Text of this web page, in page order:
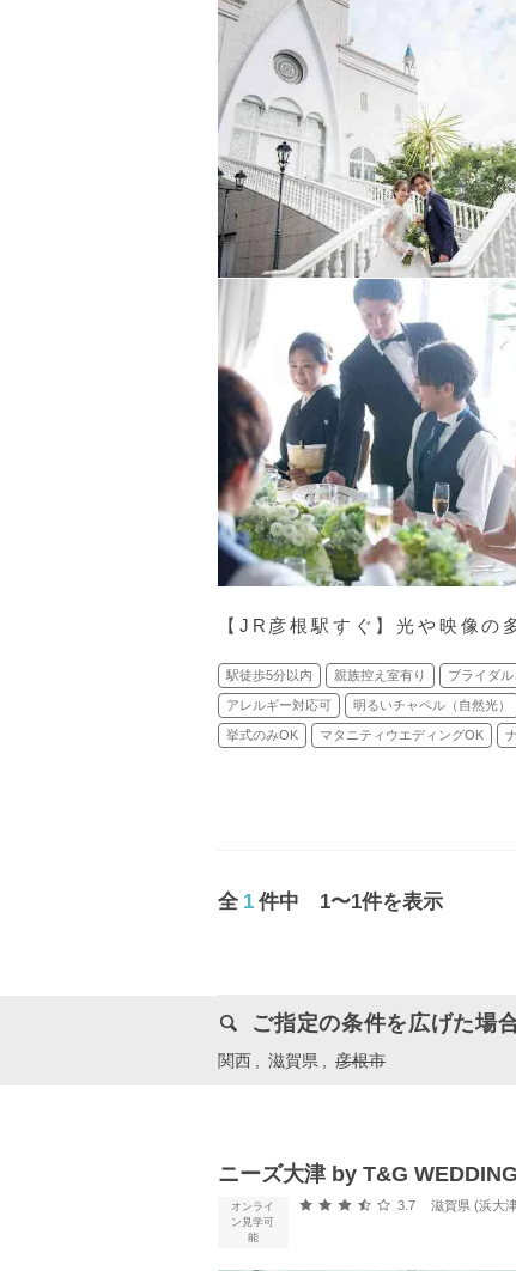
【JR彦根駅すぐ】光や映像の
駅徒歩5分以内 親族控え室有り ブライダ
アレルギー対応可 明るいチャペル（自然光）
挙式のみOK マタニティウエディングOK
全 1 件中 1〜1件を表示
ご指定の条件を広げた場
関西 滋賀県 彦根市
ニーズ大津 by T&G
オンライ
ン見学可
能
口コミ評価
3.7 滋賀県 (浜大